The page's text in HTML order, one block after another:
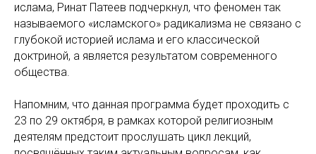
ислама, Ринат Патеев подчеркнул, что феномен так
называемого «исламского» радикализма не связано с
глубокой историей ислама и его классической
доктриной, а является результатом современного
общества.
Напомним, что данная программа будет проходить с
23 по 29 октября, в рамках которой религиозным
деятелям предстоит прослушать цикл лекций,